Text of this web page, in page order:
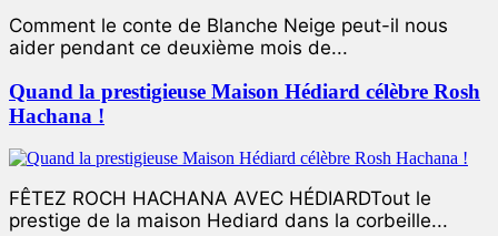
Comment le conte de Blanche Neige peut-il nous
aider pendant ce deuxième mois de...
Quand la prestigieuse Maison Hédiard célèbre Rosh
Hachana !
FÊTEZ ROCH HACHANA AVEC HÉDIARDTout le
prestige de la maison Hediard dans la corbeille...